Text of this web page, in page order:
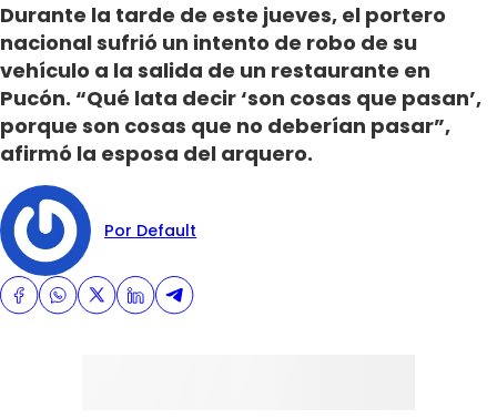
Durante la tarde de este jueves, el portero
nacional sufrió un intento de robo de su
vehículo a la salida de un restaurante en
Pucón. “Qué lata decir ‘son cosas que pasan’,
porque son cosas que no deberían pasar”,
afirmó la esposa del arquero.
Por Default